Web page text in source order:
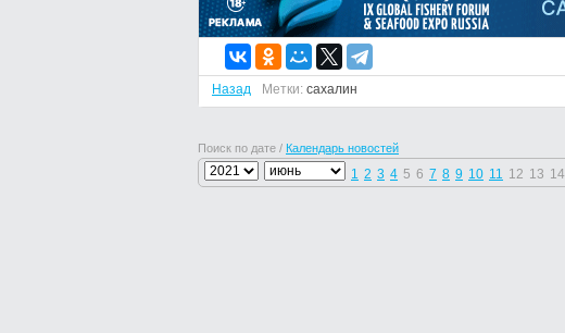
Назад Метки: сахалин
Поиск по дате / Календарь новостей
1 2 3 4 5 6 7 8 9 10 11 12 13 14